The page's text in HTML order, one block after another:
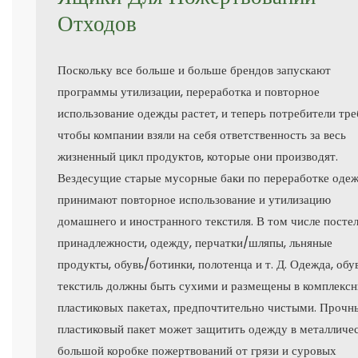
Отходов
Поскольку все больше и больше брендов запускают
программы утилизации, переработка и повторное
использование одежды растет, и теперь потребители
чтобы компании взяли на себя ответственность за весь
жизненный цикл продуктов, которые они производят.
Вездесущие старые мусорные баки по переработке
принимают повторное использование и утилизацию
домашнего и иностранного текстиля. В том числе
принадлежности, одежду, перчатки/шляпы, льняные
продукты, обувь/ботинки, полотенца и т. Д. Одежда,
текстиль должны быть сухими и размещены в
пластиковых пакетах, предпочтительно чистыми.
пластиковый пакет может защитить одежду в
большой коробке пожертвований от грязи и суровых